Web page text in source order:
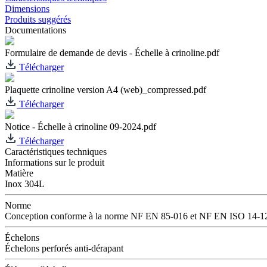
Dimensions
Produits suggérés
Documentations
Formulaire de demande de devis - Échelle à crinoline.pdf
Télécharger
Plaquette crinoline version A4 (web)_compressed.pdf
Télécharger
Notice - Échelle à crinoline 09-2024.pdf
Télécharger
Caractéristiques techniques
Informations sur le produit
Matière
Inox 304L
Norme
Conception conforme à la norme NF EN 85-016 et NF EN ISO 14-
Échelons
Échelons perforés anti-dérapant